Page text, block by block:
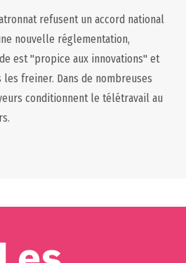
refusent un accord national
nouvelle réglementation,
est "propice aux innovations" et
freiner. Dans de nombreuses
conditionnent le télétravail au